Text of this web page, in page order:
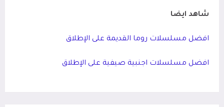
شاهد ايضا
افضل مسلسلات روما القديمة على الإطلاق
افضل مسلسلات اجنبية صيفية على الإطلاق